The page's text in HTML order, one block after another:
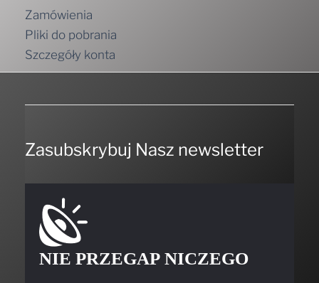
Zamówienia
Pliki do pobrania
Szczegóły konta
Zasubskrybuj Nasz newsletter
NIE PRZEGAP NICZEGO